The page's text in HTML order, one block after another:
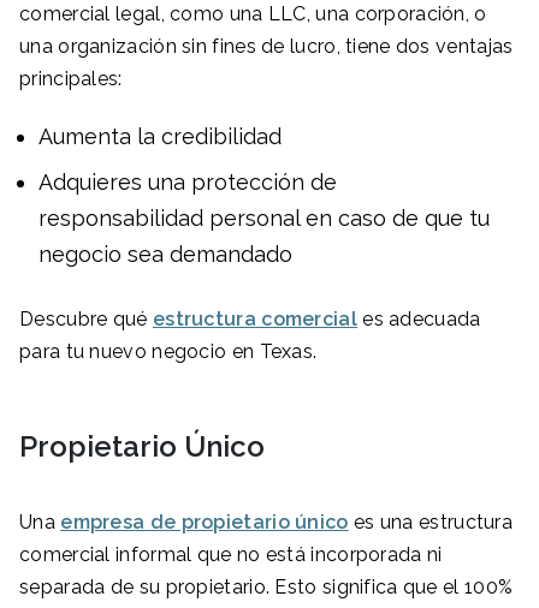
comercial legal, como una LLC, una corporación, o
una organización sin fines de lucro, tiene dos ventajas
principales:
Aumenta la credibilidad
Adquieres una protección de
responsabilidad personal en caso de que tu
negocio sea demandado
Descubre qué estructura comerciales adecuada
para tu nuevo negocio en Texas.
Propietario Único
Una empresa de propietario único es una estructura
comercial informal que no está incorporada ni
separada de su propietario. Esto significa que el 100%